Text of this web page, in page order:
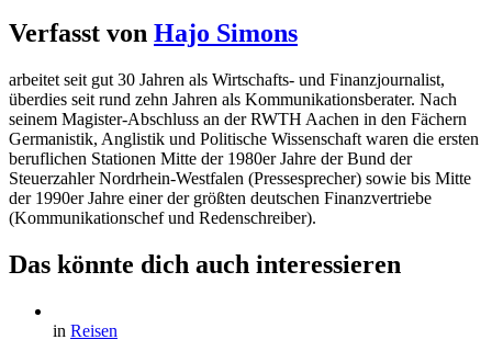
Verfasst von Hajo Simons
arbeitet seit gut 30 Jahren als Wirtschafts- und Finanzjournalist,
überdies seit rund zehn Jahren als Kommunikationsberater. Nach
seinem Magister-Abschluss an der RWTH Aachen in den Fächern
Germanistik, Anglistik und Politische Wissenschaft waren die ersten
beruflichen Stationen Mitte der 1980er Jahre der Bund der
Steuerzahler Nordrhein-Westfalen (Pressesprecher) sowie bis Mitte
der 1990er Jahre einer der größten deutschen Finanzvertriebe
(Kommunikationschef und Redenschreiber).
Das könnte dich auch interessieren
in Reisen